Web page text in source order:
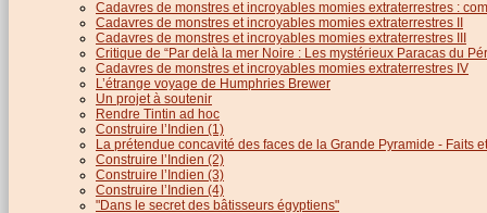
Cadavres de monstres et incroyables momies extraterrestres :
Cadavres de monstres et incroyables momies extraterrestres II
Cadavres de monstres et incroyables momies extraterrestres III
Critique de “Par delà la mer Noire : Les mystérieux Paracas du
Cadavres de monstres et incroyables momies extraterrestres IV
L’étrange voyage de Humphries Brewer
Un projet à soutenir
Rendre Tintin ad hoc
Construire l’Indien (1)
La prétendue concavité des faces de la Grande Pyramide - Faits
Construire l’Indien (2)
Construire l’Indien (3)
Construire l’Indien (4)
"Dans le secret des bâtisseurs égyptiens"